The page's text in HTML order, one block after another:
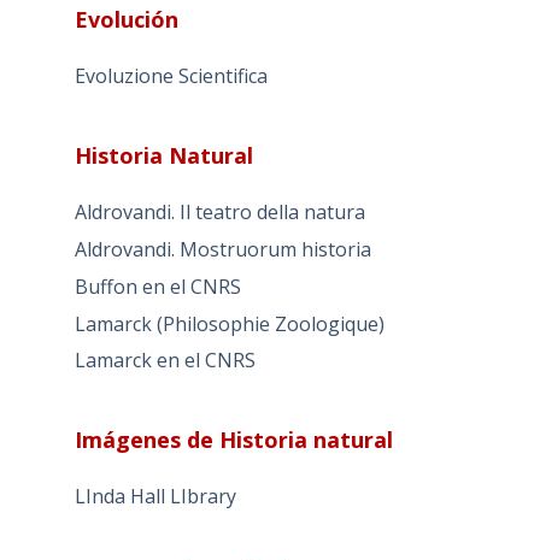
Evolución
Evoluzione Scientifica
Historia Natural
Aldrovandi. Il teatro della natura
Aldrovandi. Mostruorum historia
Buffon en el CNRS
Lamarck (Philosophie Zoologique)
Lamarck en el CNRS
Imágenes de Historia natural
LInda Hall LIbrary